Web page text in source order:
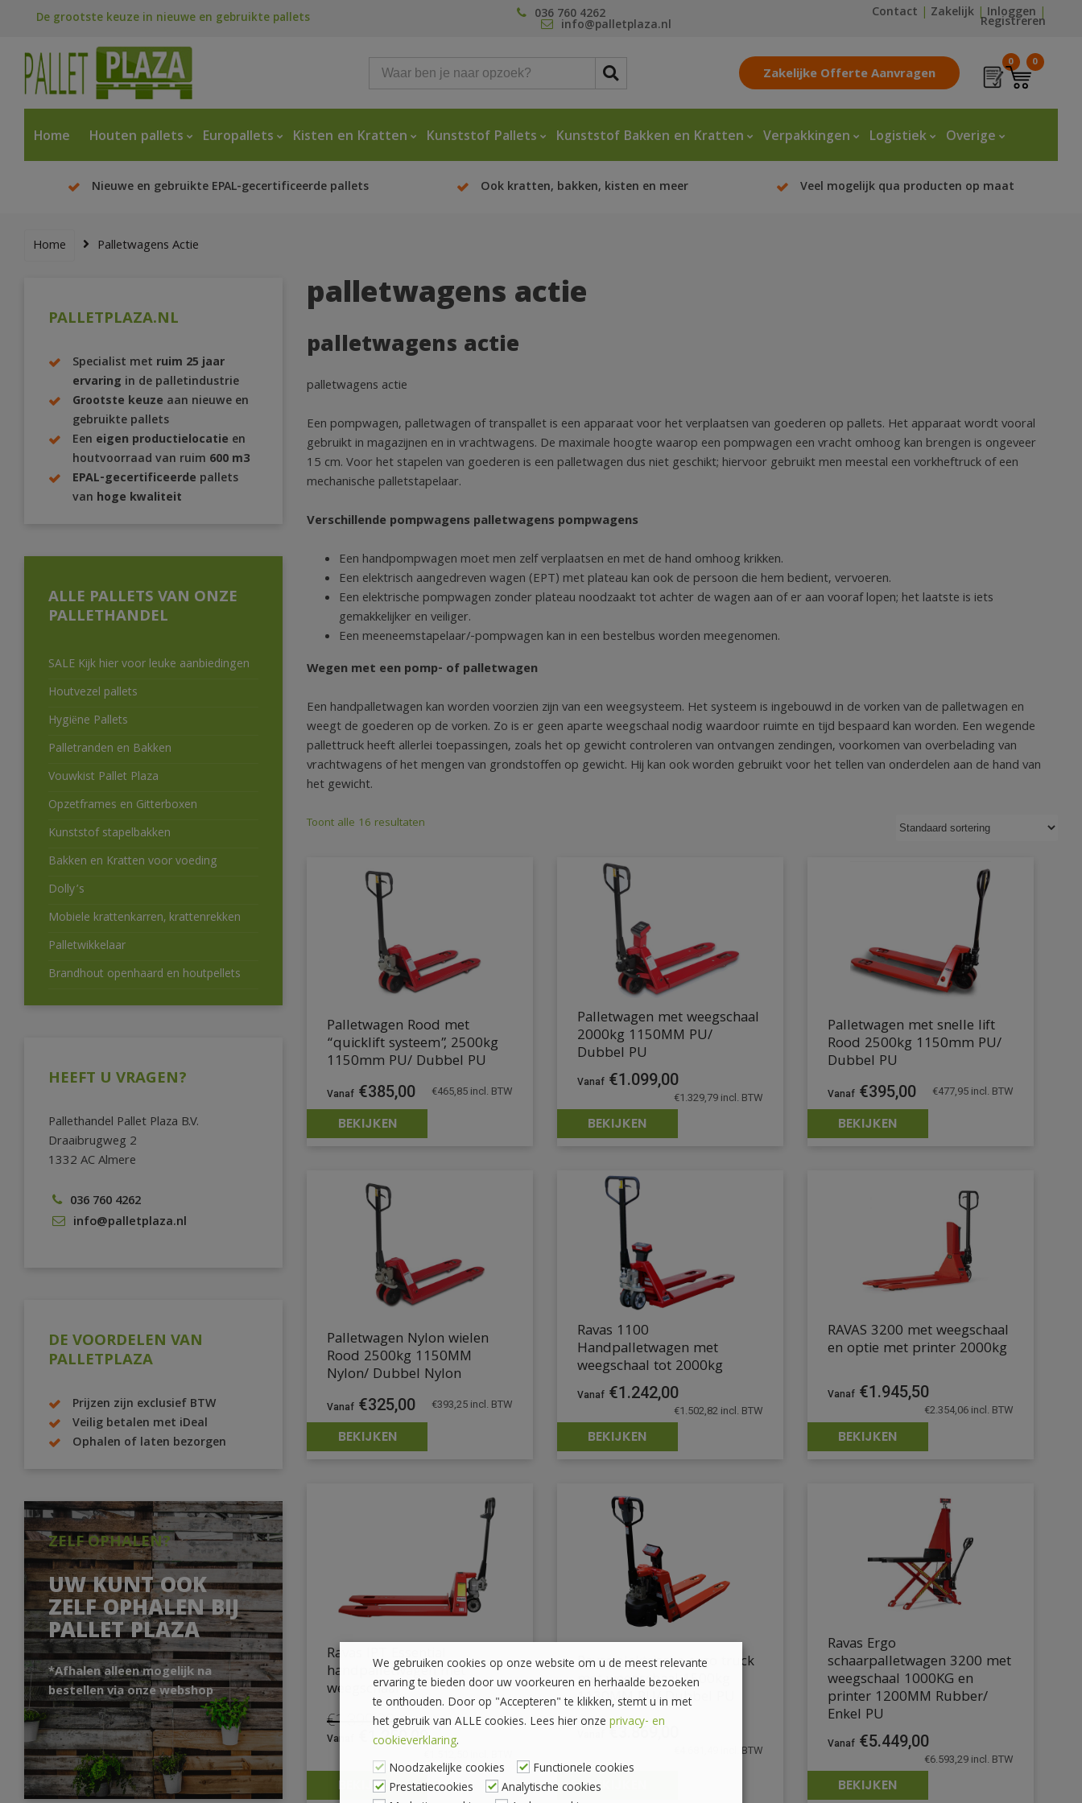
De grootste keuze in nieuwe en gebruikte pallets 036 760 4262
info@palletplaza.nl
Contact | Zakelijk |Inloggen |
Registreren
Zakelijke Offerte Aanvragen
0 0
Home Houten pallets Europallets Kisten en Kratten Kunststof Pallets Kunststof Bakken en Kratten Verpakkingen Logistiek Overige
Nieuwe en gebruikte EPAL-gecertificeerde pallets Ook kratten, bakken, kisten en meer Veel mogelijk qua producten op maat
Home Palletwagens Actie
PALLETPLAZA.NL
Specialist met ruim 25 jaar
ervaring in de palletindustrie
Grootste keuze aan nieuwe en
gebruikte pallets
Een eigen productielocatie en
houtvoorraad van ruim 600 m3
EPAL-gecertificeerde pallets
van hoge kwaliteit
ALLE PALLETS VAN ONZE
PALLETHANDEL
SALE Kijk hier voor leuke aanbiedingen
Houtvezel pallets
Hygiëne Pallets
Palletranden en Bakken
Vouwkist Pallet Plaza
Opzetframes en Gitterboxen
Kunststof stapelbakken
Bakken en Kratten voor voeding
Dolly’s
Mobiele krattenkarren, krattenrekken
Palletwikkelaar
Brandhout openhaard en houtpellets
HEEFT U VRAGEN?
Pallethandel Pallet Plaza B.V.
Draaibrugweg 2
1332 AC Almere
036 760 4262
info@palletplaza.nl
DE VOORDELEN VAN
PALLETPLAZA
Prijzen zijn exclusief BTW
Veilig betalen met iDeal
Ophalen of laten bezorgen
ZELF OPHALEN?
UW KUNT OOK
ZELF OPHALEN BIJ
PALLET PLAZA
*Afhalen alleen mogelijk na
bestellen via onze webshop
palletwagens actie
palletwagens actie
palletwagens actie
Een pompwagen, palletwagen of transpallet is een apparaat voor het verplaatsen van goederen op pallets. Het apparaat wordt vooral
gebruikt in magazijnen en in vrachtwagens. De maximale hoogte waarop een pompwagen een vracht omhoog kan brengen is ongeveer
15 cm. Voor het stapelen van goederen is een palletwagen dus niet geschikt; hiervoor gebruikt men meestal een vorkheftruck of een
mechanische palletstapelaar.
Verschillende pompwagens palletwagens pompwagens
Een handpompwagen moet men zelf verplaatsen en met de hand omhoog krikken.
Een elektrisch aangedreven wagen (EPT) met plateau kan ook de persoon die hem bedient, vervoeren.
Een elektrische pompwagen zonder plateau noodzaakt tot achter de wagen aan of er aan vooraf lopen; het laatste is iets
gemakkelijker en veiliger.
Een meeneemstapelaar/-pompwagen kan in een bestelbus worden meegenomen.
Wegen met een pomp- of palletwagen
Een handpalletwagen kan worden voorzien zijn van een weegsysteem. Het systeem is ingebouwd in de vorken van de palletwagen en
weegt de goederen op de vorken. Zo is er geen aparte weegschaal nodig waardoor ruimte en tijd bespaard kan worden. Een wegende
pallettruck heeft allerlei toepassingen, zoals het op gewicht controleren van ontvangen zendingen, voorkomen van overbelading van
vrachtwagens of het mengen van grondstoffen op gewicht. Hij kan ook worden gebruikt voor het tellen van onderdelen aan de hand van
het gewicht.
Toont alle 16 resultaten
Palletwagen Rood met
“quicklift systeem”, 2500kg
1150mm PU/ Dubbel PU
€385,00 €465,85incl. BTW
BEKIJKEN
Palletwagen met weegschaal
2000kg 1150MM PU/
Dubbel PU
€1.099,00
€1.329,79incl. BTW
BEKIJKEN
Palletwagen met snelle lift
Rood 2500kg 1150mm PU/
Dubbel PU
€395,00 €477,95incl. BTW
BEKIJKEN
Palletwagen Nylon wielen
Rood 2500kg 1150MM
Nylon/ Dubbel Nylon
€325,00 €393,25incl. BTW
BEKIJKEN
Ravas 1100
Handpalletwagen met
weegschaal tot 2000kg
€1.242,00
€1.502,82 incl. BTW
BEKIJKEN
RAVAS 3200 met weegschaal
en optie met printer 2000kg
€1.945,50
€2.354,06incl. BTW
BEKIJKEN
Ravas IPT Essential
handpalletwagen met
weegschaal
€1.399,00
Oorspronkelijke
was:
€1.399,00.
1.250,00Huidige
prijs
is:
€1.250,00.
BEKIJKEN
Ravas elektrische ergo truck
met weegschaal 1500kg
1130MM PU/ Dubbel PU
€ 3.869,00
incl. BTW
BEKIJKEN
Ravas Ergo
schaarpalletwagen 3200 met
weegschaal 1000KG en
printer 1200MM Rubber/
Enkel PU
€5.449,00
€6.593,29incl. BTW
BEKIJKEN
We gebruiken cookies op onze website om u de meest relevante
ervaring te bieden door uw voorkeuren en herhaalde bezoeken
te onthouden. Door op "Accepteren" te klikken, stemt u in met
het gebruik van ALLE cookies. Lees hier onze privacy- en
cookieverklaring.
Noodzakelijke cookies
Functionele cookies
Prestatiecookies
Analytische cookies